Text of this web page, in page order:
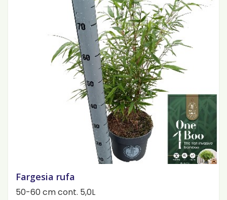
Fargesia rufa
50-60 cm cont. 5,0L